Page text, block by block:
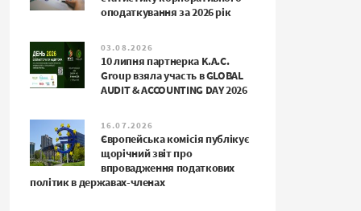
оподаткування за 2026 рік
03.08.2026
10 липня партнерка K.A.C.
Group взяла участь в GLOBAL
AUDIT & ACCOUNTING DAY 2026
16.07.2026
Європейська комісія публікує
щорічний звіт про
впровадження податкових
політик в державах-членах